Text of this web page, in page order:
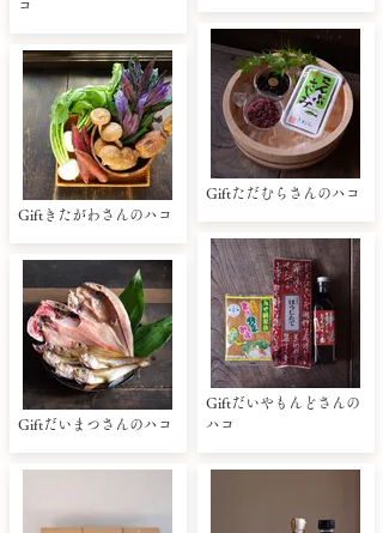
コ
Giftきたがわさんのハコ
Giftだいまつさんのハコ
Giftただむらさんのハコ
Giftだいやもんどさんの
ハコ